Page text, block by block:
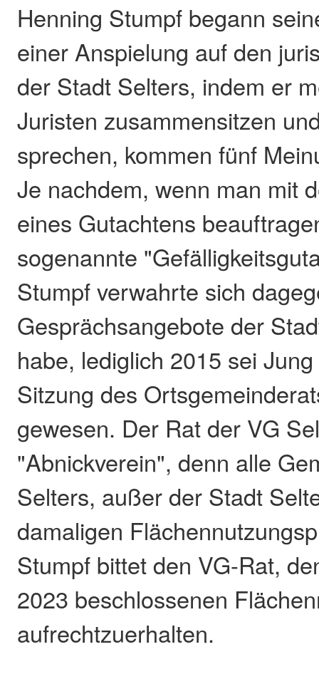
Henning Stumpf begann
einer Anspielung auf den
der Stadt Selters, indem er
Juristen zusammensitzen
sprechen, kommen fünf
Je nachdem, wenn man mit
eines Gutachtens
sogenannte
Stumpf verwahrte sich
Gesprächsangebote der
habe, lediglich 2015 sei
Sitzung des
gewesen. Der Rat der VG
"Abnickverein", denn alle
Selters, außer der Stadt
damaligen
Stumpf bittet den VG-Rat,
2023 beschlossenen
aufrechtzuerhalten.